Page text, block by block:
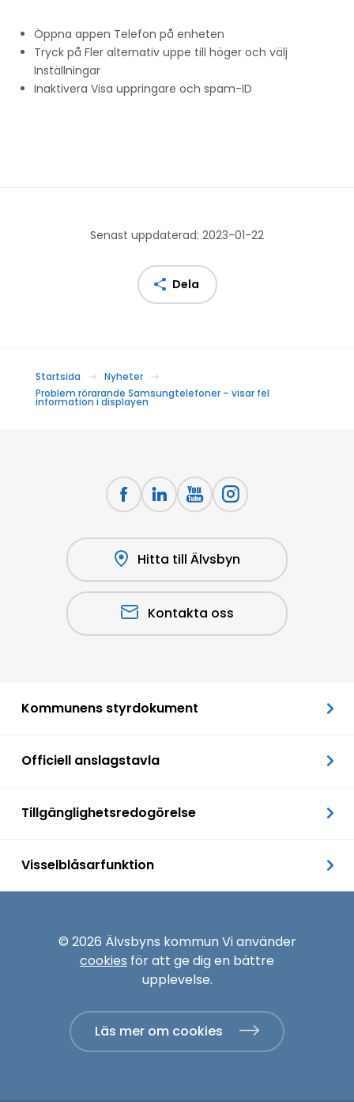
Öppna appen Telefon på enheten
Tryck på Fler alternativ uppe till höger och välj
Inställningar
Inaktivera Visa uppringare och spam-ID
Senast uppdaterad: 2023-01-22
Dela
Startsida
Nyheter
Problem rörarande Samsungtelefoner – visar fel
information i displayen
Hitta till Älvsbyn
Kontakta oss
Kommunens styrdokument
Officiell anslagstavla
Tillgänglighetsredogörelse
Visselblåsarfunktion
© 2026 Älvsbyns kommun Vi använder
cookies för att ge dig en bättre
upplevelse.
Läs mer om cookies